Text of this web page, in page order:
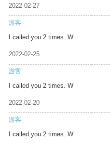
2022-02-27
游客
I called you 2 times. W
2022-02-25
游客
I called you 2 times. W
2022-02-20
游客
I called you 2 times. W